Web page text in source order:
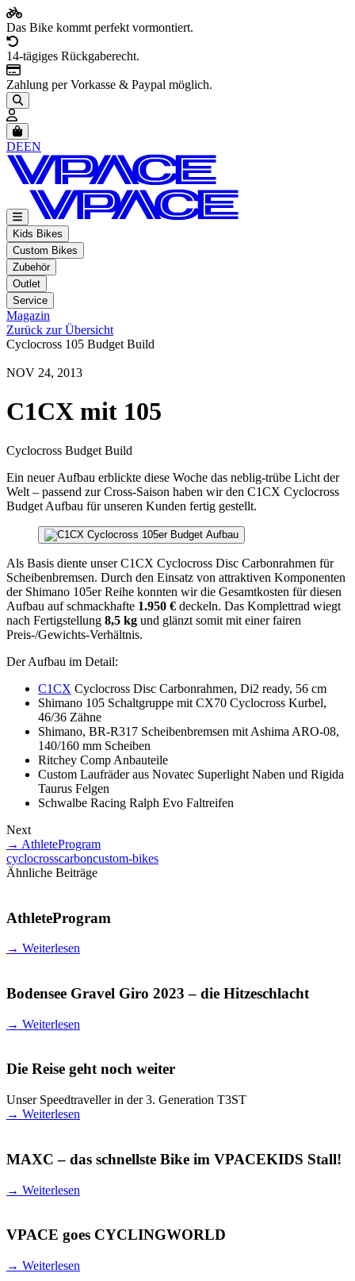
Das Bike kommt perfekt vormontiert.
14-tägiges Rückgaberecht.
Zahlung per Vorkasse & Paypal möglich.
Artikel im Warenkorb, Warenkorb anzeigen
DEEN
Kids Bikes
Custom Bikes
Zubehör
Outlet
Service
Magazin
Zurück zur Übersicht
Cyclocross 105 Budget Build
NOV 24, 2013
C1CX mit 105
Cyclocross Budget Build
Ein neuer Aufbau erblickte diese Woche das neblig-trübe Licht der
Welt – passend zur Cross-Saison haben wir den C1CX Cyclocross
Budget Aufbau für unseren Kunden fertig gestellt.
Als Basis diente unser C1CX Cyclocross Disc Carbonrahmen für
Scheibenbremsen. Durch den Einsatz von attraktiven Komponenten
der Shimano 105er Reihe konnten wir die Gesamtkosten für diesen
Aufbau auf schmackhafte 1.950 € deckeln. Das Komplettrad wiegt
nach Fertigstellung 8,5 kg und glänzt somit mit einer fairen
Preis-/Gewichts-Verhältnis.
Der Aufbau im Detail:
C1CX Cyclocross Disc Carbonrahmen, Di2 ready, 56 cm
Shimano 105 Schaltgruppe mit CX70 Cyclocross Kurbel,
46/36 Zähne
Shimano, BR-R317 Scheibenbremsen mit Ashima ARO-08,
140/160 mm Scheiben
Ritchey Comp Anbauteile
Custom Laufräder aus Novatec Superlight Naben und Rigida
Taurus Felgen
Schwalbe Racing Ralph Evo Faltreifen
Next
→ AthleteProgram
cyclocrosscarboncustom-bikes
Ähnliche Beiträge
AthleteProgram
→ Weiterlesen
Bodensee Gravel Giro 2023 – die Hitzeschlacht
→ Weiterlesen
Die Reise geht noch weiter
Unser Speedtraveller in der 3. Generation T3ST
→ Weiterlesen
MAXC – das schnellste Bike im VPACEKIDS Stall!
→ Weiterlesen
VPACE goes CYCLINGWORLD
→ Weiterlesen